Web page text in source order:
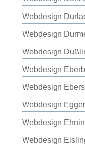
Webdesign
Webdesign
Webdesign
Webdesign
Webdesign
Webdesign
Webdesign
Webdesign